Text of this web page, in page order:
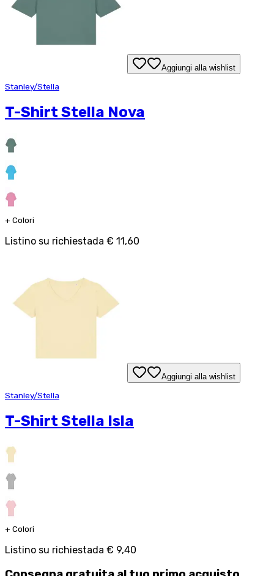
Aggiungi alla wishlist
Stanley/Stella
T-Shirt Stella Nova
+ Colori
Listino su richiestada € 11,60
Aggiungi alla wishlist
Stanley/Stella
T-Shirt Stella Isla
+ Colori
Listino su richiestada € 9,40